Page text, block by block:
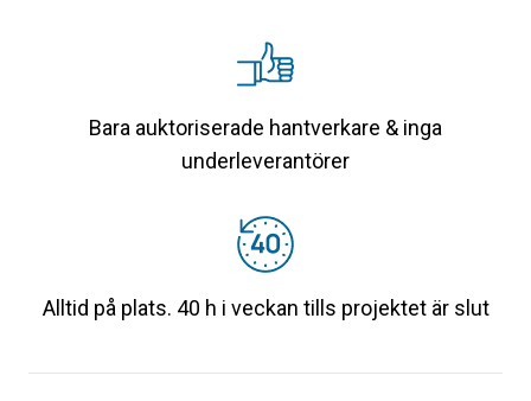
Bara auktoriserade hantverkare & inga
underleverantörer
Alltid på plats. 40 h i veckan tills projektet är slut